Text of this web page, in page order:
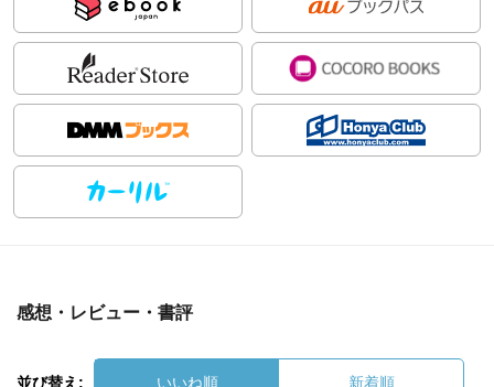
感想・レビュー・書評
並び替え: いいね順 新着順